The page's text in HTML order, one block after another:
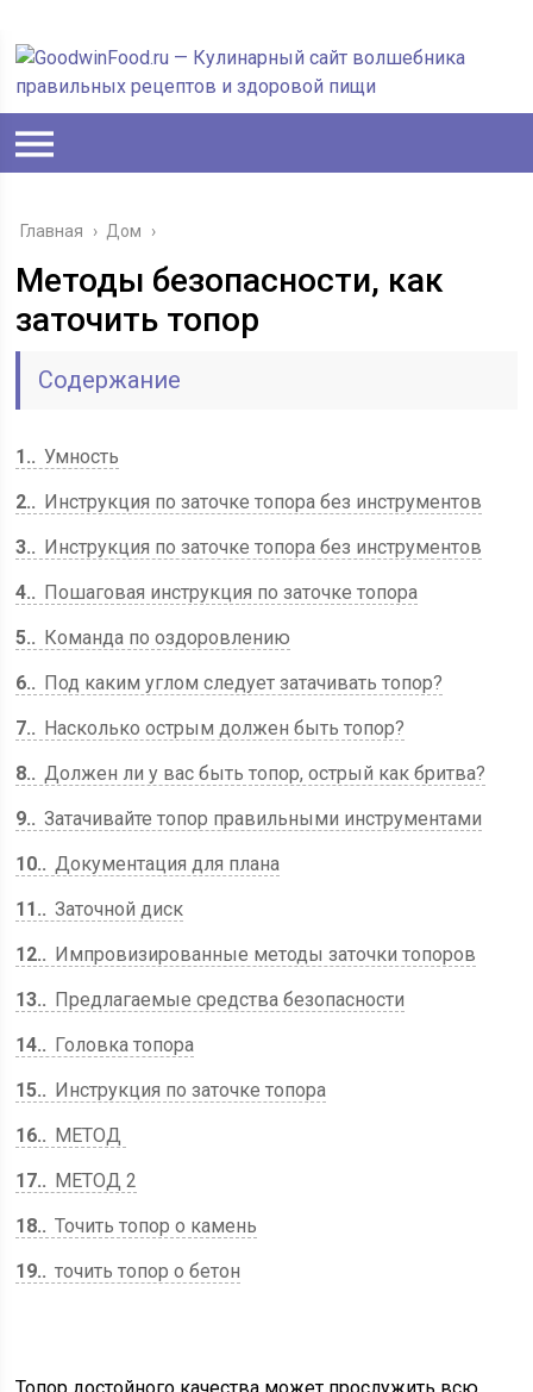
Главная › Дом ›
Методы безопасности, как
заточить топор
Содержание
1.
Умность
2.
Инструкция по заточке топора без инструментов
3.
Инструкция по заточке топора без инструментов
4.
Пошаговая инструкция по заточке топора
5.
Команда по оздоровлению
6.
Под каким углом следует затачивать топор?
7.
Насколько острым должен быть топор?
8.
Должен ли у вас быть топор, острый как бритва?
9.
Затачивайте топор правильными инструментами
10.
Документация для плана
11.
Заточной диск
12.
Импровизированные методы заточки топоров
13.
Предлагаемые средства безопасности
14.
Головка топора
15.
Инструкция по заточке топора
16.
МЕТОД
17.
МЕТОД 2
18.
Точить топор о камень
19.
точить топор о бетон